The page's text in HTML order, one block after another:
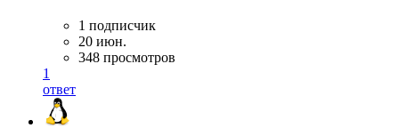
1 подписчик
20 июн.
348 просмотров
1
ответ